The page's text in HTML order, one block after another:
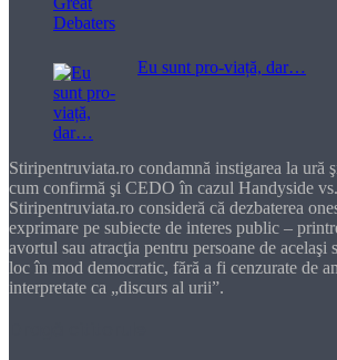
Eu sunt pro-viață, dar…
Stiripentruviata.ro condamnă instigarea la ură
cum confirmă şi CEDO în cazul Handyside
Stiripentruviata.ro consideră că dezbaterea
exprimare pe subiecte de interes public –
avortul sau atracţia pentru persoane de acelaşi
loc în mod democratic, fără a fi cenzurate de
interpretate ca „discurs al urii”.